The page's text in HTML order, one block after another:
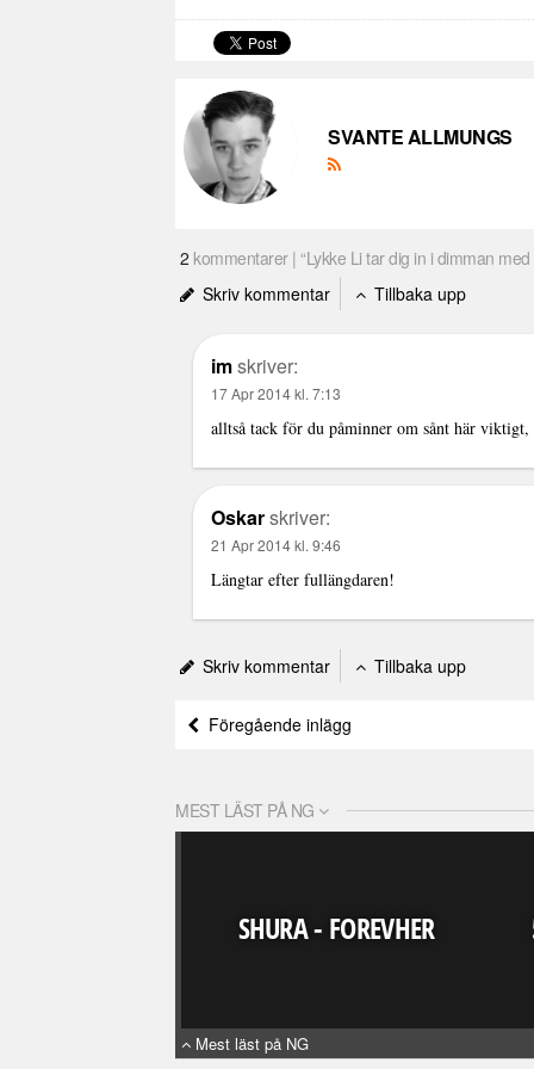
SVANTE ALLMUNGS
2 kommentarer | “Lykke Li tar dig in i dimman med
Skriv kommentar
Tillbaka upp
imskriver:
17 Apr 2014 kl. 7:13
alltså tack för du påminner om sånt här viktigt,
Oskarskriver:
21 Apr 2014 kl. 9:46
Längtar efter fullängdaren!
Skriv kommentar Tillbaka upp
Föregående inlägg
MEST LÄST PÅ NG
SHURA - FOREVHER
Mest läst på NG